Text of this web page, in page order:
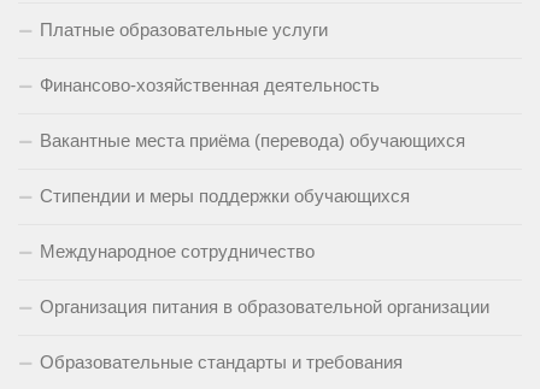
Платные образовательные услуги
Финансово-хозяйственная деятельность
Вакантные места приёма (перевода) обучающихся
Стипендии и меры поддержки обучающихся
Международное сотрудничество
Организация питания в образовательной организации
Образовательные стандарты и требования